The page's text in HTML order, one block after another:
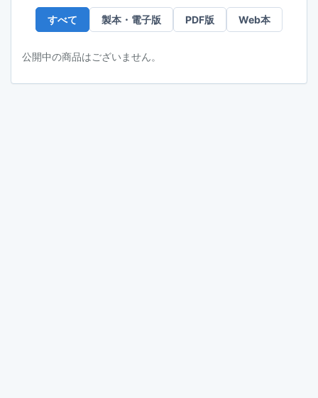
すべて 製本・電子版 PDF版 Web本
公開中の商品はございません。